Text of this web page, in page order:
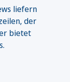
liefern
der
bietet